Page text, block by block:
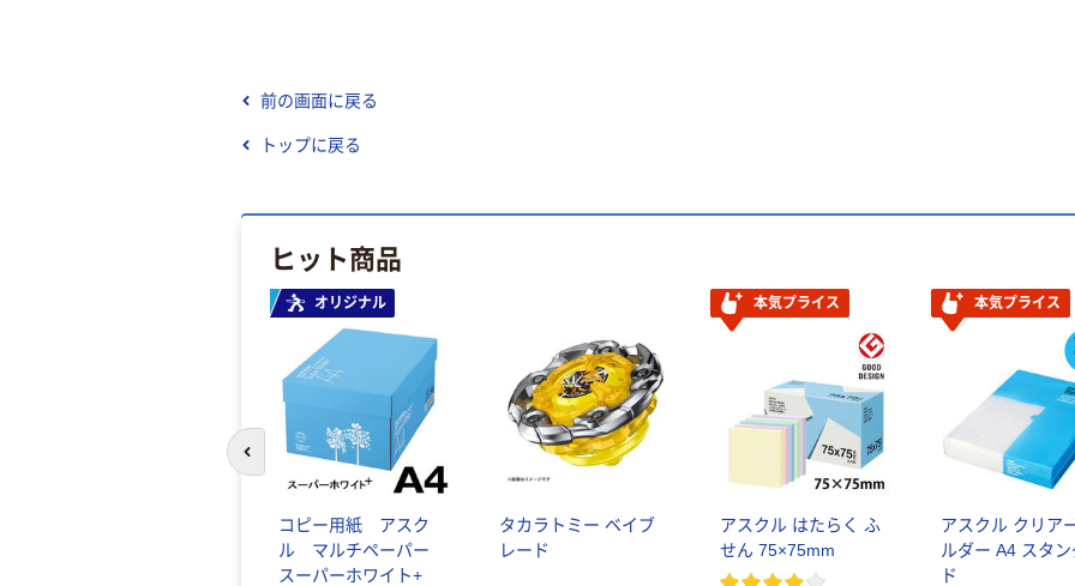
前の画面に戻る
トップに戻る
ヒット商品
オリジナル
コピー用紙 アスク
ル マルチペーパー
スーパーホワイト+
タカラトミー ベイブ
レード
本気プライス
アスクル はたらく ふ
せん 75×75mm
本気プライス
アスクル クリア
ルダー A4 スタン
ド
前のスライドへ